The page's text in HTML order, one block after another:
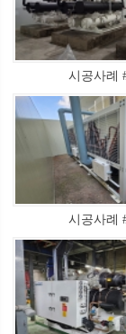
시공사례
시공사례